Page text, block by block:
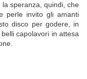
speranza, quindi, che
perle invito gli amanti
disco per godere, in
capolavori in attesa